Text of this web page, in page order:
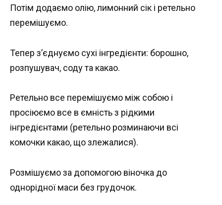
Потім додаємо олію, лимонний сік і ретельно
перемішуємо.
Тепер з’єднуємо сухі інгредієнти: борошно,
розпушувач, соду та какао.
Ретельно все перемішуємо між собою і
просіюємо все в ємність з рідкими
інгредієнтами (ретельно розминаючи всі
комочки какао, що злежалися).
Розмішуємо за допомогою віночка до
однорідної маси без грудочок.